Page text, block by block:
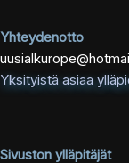
Yhteydenotto
Yksityistä asiaa
Sivuston ylläpitäjät